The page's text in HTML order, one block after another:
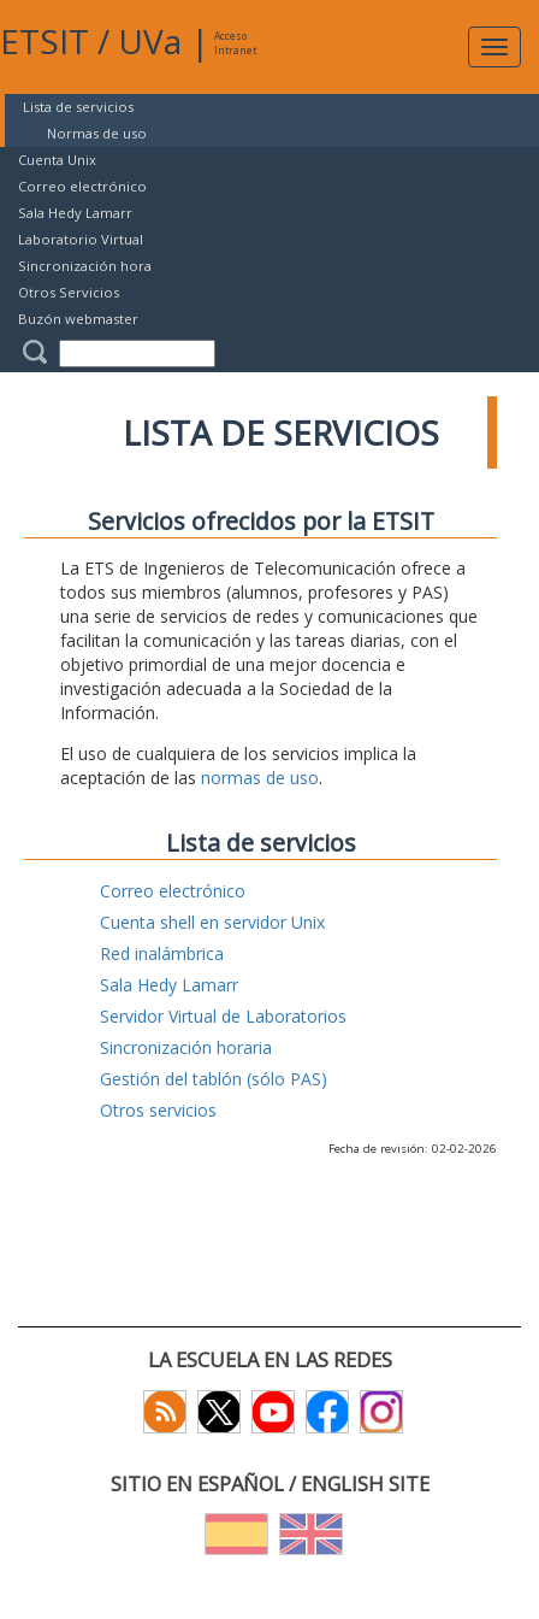
ETSIT / UVa |
Acceso
Intranet
Lista de servicios
Normas de uso
Cuenta Unix
Correo electrónico
Sala Hedy Lamarr
Laboratorio Virtual
Sincronización hora
Otros Servicios
Buzón webmaster
LISTA DE SERVICIOS
Servicios ofrecidos por la ETSIT
La ETS de Ingenieros de Telecomunicación ofrece a
todos sus miembros (alumnos, profesores y PAS)
una serie de servicios de redes y comunicaciones que
facilitan la comunicación y las tareas diarias, con el
objetivo primordial de una mejor docencia e
investigación adecuada a la Sociedad de la
Información.
El uso de cualquiera de los servicios implica la
aceptación de las normas de uso.
Lista de servicios
Correo electrónico
Cuenta shell en servidor Unix
Red inalámbrica
Sala Hedy Lamarr
Servidor Virtual de Laboratorios
Sincronización horaria
Gestión del tablón (sólo PAS)
Otros servicios
Fecha de revisión: 02-02-2026
LA ESCUELA EN LAS REDES
SITIO EN ESPAÑOL / ENGLISH SITE